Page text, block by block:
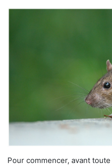
Pour commencer, avant